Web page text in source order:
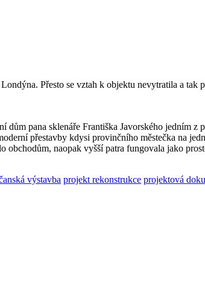
Přesto se vztah k objektu nevytratila a
pana sklenáře Františka Javorského jedním
přestavby kdysi provinčního městečka na
naopak vyšší patra fungovala jako
výstavba projekt rekonstrukce projektová